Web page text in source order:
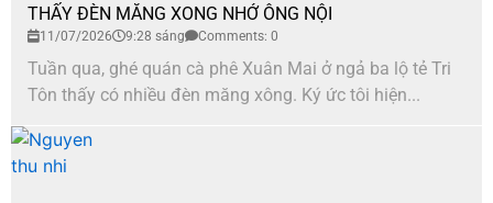
THẤY ĐÈN MĂNG XONG NHỚ ÔNG NỘI
11/07/2026 9:28 sáng Comments: 0
Tuần qua, ghé quán cà phê Xuân Mai ở ngả ba lộ tẻ Tri
Tôn thấy có nhiều đèn măng xông. Ký ức tôi hiện...